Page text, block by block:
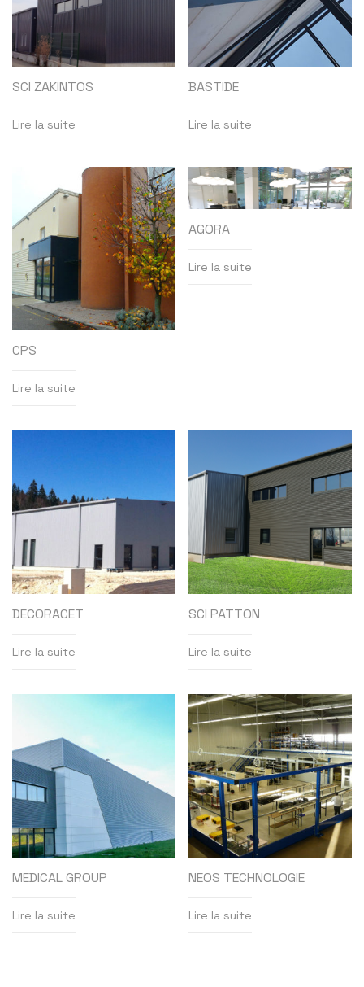
SCI ZAKINTOS
Lire la suite
BASTIDE
Lire la suite
CPS
Lire la suite
AGORA
Lire la suite
DECORACET
Lire la suite
SCI PATTON
Lire la suite
MEDICAL GROUP
Lire la suite
NEOS TECHNOLOGIE
Lire la suite